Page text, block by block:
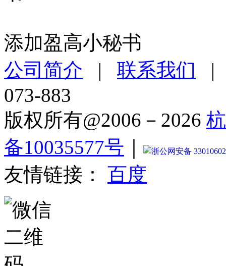
添加盈高小秘书
公司简介 | 联系我们
073-883
版权所有@2006－2026
备10035577号
浙公网安备
友情链接： 百度